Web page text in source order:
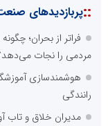
::پربازدیدهای
فراتر از بحران؛
مردمی را نجات
هوشمندسازی
رانندگی
مدیران خلاق و تاب